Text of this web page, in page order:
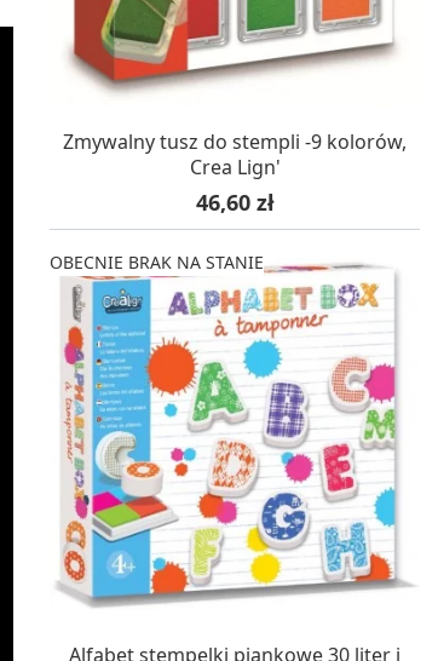
W MAGAZYNIE, DOSTAWA 24H
Zmywalny tusz do stempli -9 kolorów,
Crea Lign'
Cena
46,60 zł
OCZEKUJEMY NA DOSTAWĘ
Alfabet stempelki piankowe 30 liter i
OBECNIE BRAK NA STANIE